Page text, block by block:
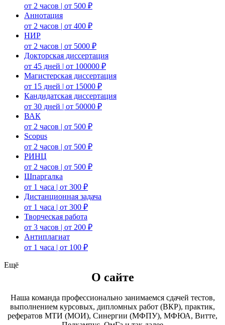
от 2 часов | от 500 ₽
Аннотация
от 2 часов | от 400 ₽
НИР
от 2 часов | от 5000 ₽
Докторская диссертация
от 45 дней | от 100000 ₽
Магистерская диссертация
от 15 дней | от 15000 ₽
Кандидатская диссертация
от 30 дней | от 50000 ₽
ВАК
от 2 часов | от 500 ₽
Scopus
от 2 часов | от 500 ₽
РИНЦ
от 2 часов | от 500 ₽
Шпаргалка
от 1 часа | от 300 ₽
Дистанционная задача
от 1 часа | от 300 ₽
Творческая работа
от 3 часов | от 200 ₽
Антиплагиат
от 1 часа | от 100 ₽
Ещё
О сайте
Наша команда профессионально занимаемся сдачей тестов,
выполнением курсовых, дипломных работ (ВКР), практик,
рефератов МТИ (МОИ), Синергии (МФПУ), МФЮА, Витте,